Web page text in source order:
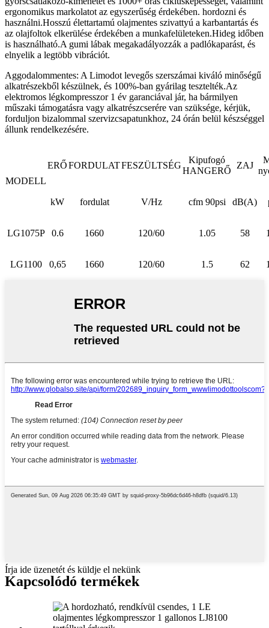
ergonomikus markolatot az egyszerűség érdekében. hordozni és
használni.Hosszú élettartamú olajmentes szivattyú a karbantartás és
az olajfoltok elkerülése érdekében a munkafelületeken.Hideg időben
is használható.A gumi lábak megakadályozzák a padlókaparást, és
elnyelik a legtöbb vibrációt.
Aggodalommentes: A Limodot levegős szerszámai kiváló minőségű
alkatrészekből készülnek, és 100%-ban gyárilag tesztelték.Az
elektromos légkompresszor 1 év garanciával jár, ha bármilyen
műszaki támogatásra vagy alkatrészcserére van szüksége, kérjük,
forduljon bizalommal szervizcsapatunkhoz, 24 órán belül készséggel
állunk rendelkezésére.
MODELL
ERŐFORDULATFESZÜLTSÉG
Kipufogó
HANGERŐ
ZAJ
kW fordulat V/Hz cfm 90psi dB(A)
LG1075P 0.6 1660 120/60 1.05 58
LG1100 0,65 1660 120/60 1.5 62
Írja ide üzenetét és küldje el nekünk
Kapcsolódó termékek